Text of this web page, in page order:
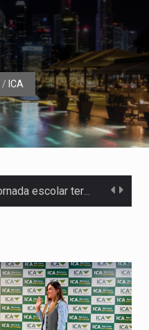
/ ICA
Una jornada escolar terminó en tragedia este viernes 7 de…
Abelardo de la Espriella asumió este viernes 7 de agosto…
La llegada de Álvaro Uribe Vélez a la ceremonia de…